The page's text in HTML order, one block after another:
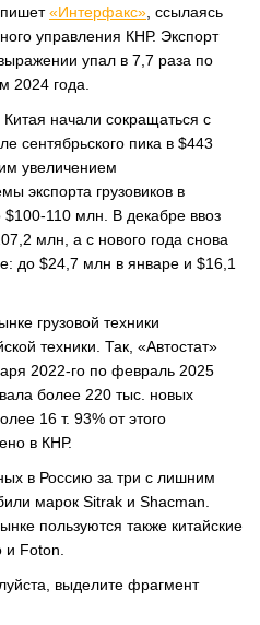
«Интерфакс» , ссылаясь
управления КНР. Экспорт
упал в 7,7 раза по
2024 года.
Китая начали сокращаться с
сентябрьского пика в $443
увеличением
экспорта грузовиков в
110 млн. В декабре ввоз
млн, а с нового года снова
до $24,7 млн в январе и $16,1
грузовой техники
техники. Так, «Автостат»
2022-го по февраль 2025
более 220 тыс. новых
16 т. 93% от этого
в КНР.
в Россию за три с лишним
марок Sitrak и Shacman.
пользуются также китайские
Foton.
выделите фрагмент